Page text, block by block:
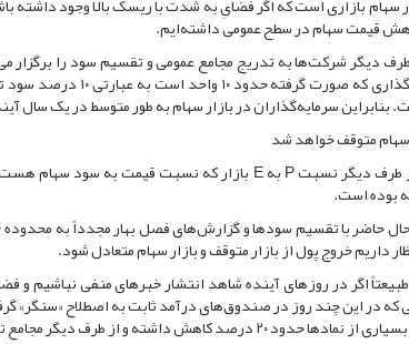
نسبت به
سرمایه‌گذاران در بازار سهام به طور متوسط در یک سال آینده ۲۰ درصد فقط سود نقدی دریافت
سهام متوقف خواهد شد
داریم خروج پول از بازار متوقف و بازار سهام متعادل شود.
اگر در روزهای آینده شاهد انتشار خبرهای منفی نباشیم و
که در این چند روز در صندوق‌های درآمد ثابت به اصطلاح «سنگر»
دیگر مجامع تقسیم سود در حال برگزاری است یا به زودی برگزار خواهند شد.